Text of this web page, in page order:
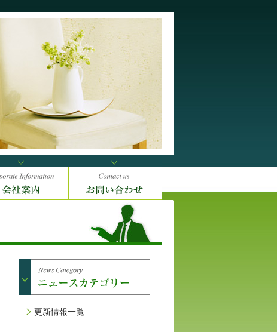
更新情報一覧